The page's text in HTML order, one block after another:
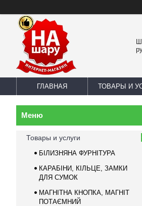
ГЛАВНАЯ ТОВАРЫ И
Товары и услуги
БІЛИЗНЯНА ФУРНІТУРА
КАРАБІНИ, КІЛЬЦЕ, ЗАМКИ
ДЛЯ СУМОК
МАГНІТНА КНОПКА, МАГНІТ
ПОТАЄМНИЙ